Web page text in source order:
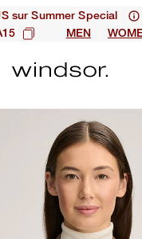
sur Summer Special
MEN